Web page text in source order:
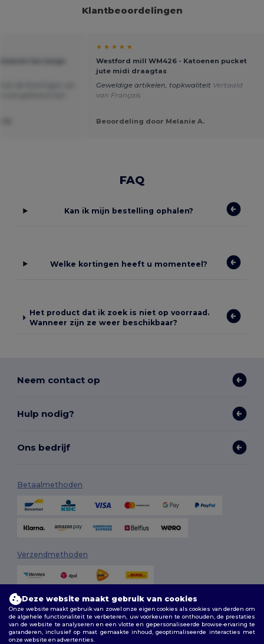
Klantbeoordelingen
★ ★ ★ ★ ★
Westford mill WM426 - Katoenen pucket
jute midi draagtas
Geweldige artikelen, topkwaliteit Vertaald
van Français
Beoordeling door Melanie A.
FAQ
Kan ik mijn bestelling ophalen?
Welke kortingen heeft u momenteel?
Het product dat ik zoek is niet op voorraad.
Wanneer zijn ze weer beschikbaar?
Neem contact op
Hulp nodig?
Ons bedrijf
Betaalmethoden
Verzendmethoden
Volg ons
Deze website maakt gebruik van cookies
Onze website maakt gebruik van zowel onze eigen cookies als cookies van derden om
de algehele functionaliteit te verbeteren, uw voorkeuren te onthouden, de prestaties
van de website te analyseren en een vlotte en gepersonaliseerde browse-ervaring te
garanderen, inclusief op maat gemaakte inhoud, geoptimaliseerde interacties met
onze website en advertenties.